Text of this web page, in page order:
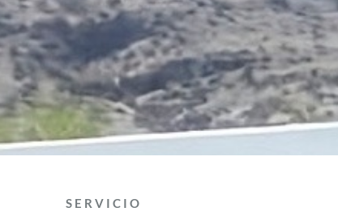
SERVICIO